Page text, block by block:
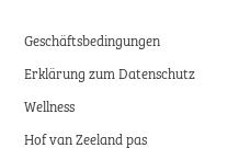
Geschäftsbedingungen
Erklärung zum Datenschutz
Wellness
Hof van Zeeland pas